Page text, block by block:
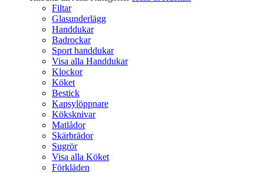
Filtar
Glasunderlägg
Handdukar
Badrockar
Sport handdukar
Visa alla Handdukar
Klockor
Köket
Bestick
Kapsylöppnare
Köksknivar
Matlådor
Skärbrädor
Sugrör
Visa alla Köket
Förkläden